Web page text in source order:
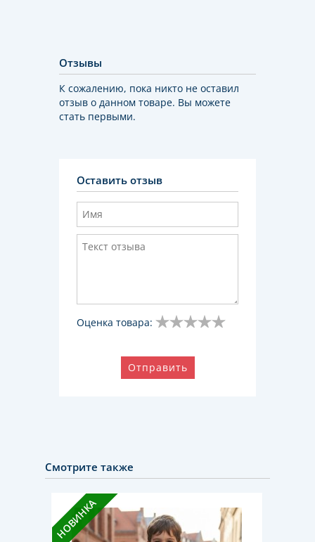
Отзывы
К сожалению, пока никто не оставил
отзыв о данном товаре. Вы можете
стать первыми.
Оставить отзыв
Оценка товара:
Отправить
Смотрите также
НОВИНКА